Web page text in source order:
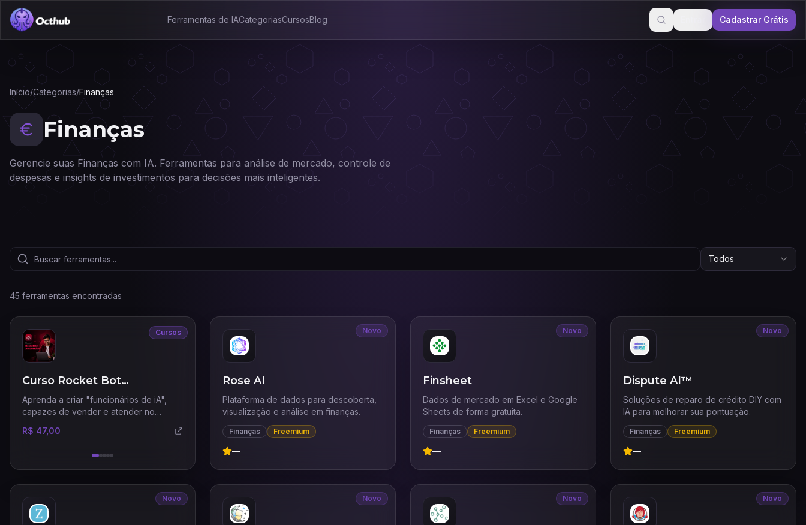
Ferramentas de IACategoriasCursosBlog Cadastrar Grátis
Início/Categorias/Finanças
Finanças
Gerencie suas Finanças com IA. Ferramentas para análise de mercado, controle de
despesas e insights de investimentos para decisões mais inteligentes.
Todos
45 ferramentas encontradas
Cursos
Curso Rocket Bot
Automation
Aprenda a criar "funcionários de iA",
capazes de vender e atender no
com uma comunicação humana.
R$ 47,00
Novo
Rose AI
Plataforma de dados para descoberta,
visualização e análise em finanças.
Finanças Freemium
—
Novo
Finsheet
Dados de mercado em Excel e Google
Sheets de forma gratuita.
Finanças Freemium
—
Novo
Dispute AI™
Soluções de reparo de crédito DIY com
IA para melhorar sua pontuação.
Finanças Freemium
—
Novo Novo Novo Novo